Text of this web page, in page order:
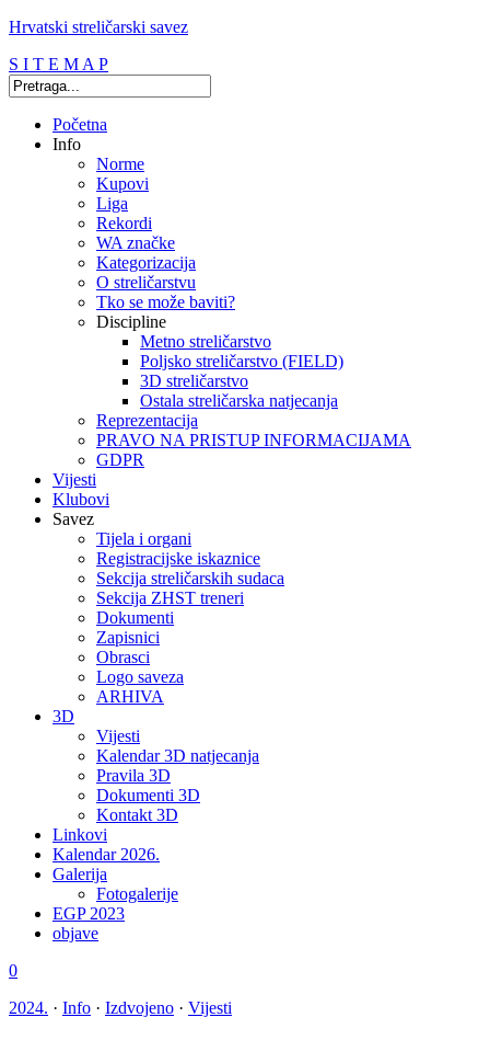
Hrvatski streličarski savez
S I T E M A P
Početna
Info
Norme
Kupovi
Liga
Rekordi
WA značke
Kategorizacija
O streličarstvu
Tko se može baviti?
Discipline
Metno streličarstvo
Poljsko streličarstvo (FIELD)
3D streličarstvo
Ostala streličarska natjecanja
Reprezentacija
PRAVO NA PRISTUP INFORMACIJAMA
GDPR
Vijesti
Klubovi
Savez
Tijela i organi
Registracijske iskaznice
Sekcija streličarskih sudaca
Sekcija ZHST treneri
Dokumenti
Zapisnici
Obrasci
Logo saveza
ARHIVA
3D
Vijesti
Kalendar 3D natjecanja
Pravila 3D
Dokumenti 3D
Kontakt 3D
Linkovi
Kalendar 2026.
Galerija
Fotogalerije
EGP 2023
objave
0
2024. · Info · Izdvojeno · Vijesti